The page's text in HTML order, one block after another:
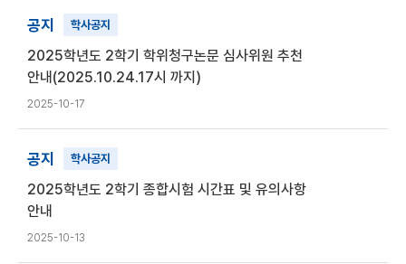
공지 학사공지
2025학년도 2학기 학위청구논문 심사위원 추천
안내(2025.10.24.17시 까지)
2025-10-17
공지 학사공지
2025학년도 2학기 종합시험 시간표 및 유의사항
안내
2025-10-13